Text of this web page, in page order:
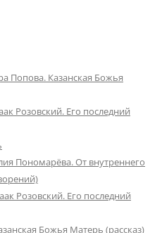
Попова. Казанская Божья
Розовский. Его последний
Пономарёва. От внутреннего
Розовский. Его последний
Божья Матерь (рассказ)